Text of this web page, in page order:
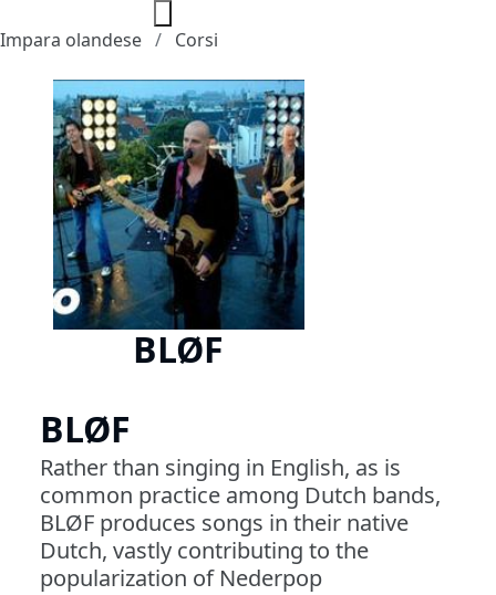
Impara olandese Corsi
BLØF
BLØF
Rather than singing in English, as is
common practice among Dutch bands,
BLØF produces songs in their native
Dutch, vastly contributing to the
popularization of Nederpop